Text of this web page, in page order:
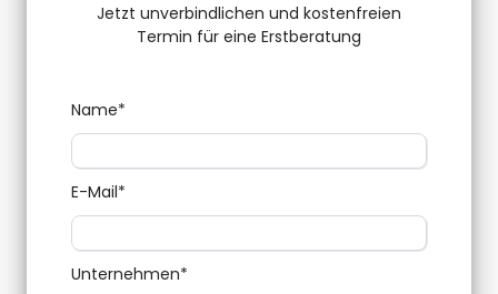
Jetzt unverbindlichen und kostenfreien
Termin für eine Erstberatung
Name*
E-Mail*
Unternehmen*